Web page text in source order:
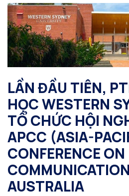
LẦN ĐẦU TIÊN,
HỌC WESTERN
TỔ CHỨC HỘI
APCC (ASIA-
CONFERENCE ON
AUSTRALIA